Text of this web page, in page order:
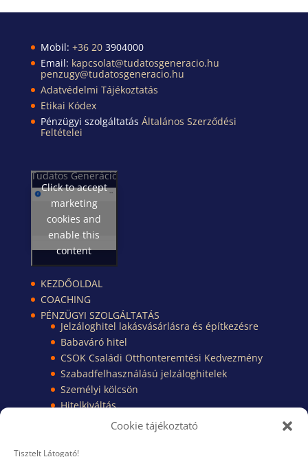
Cookie tájékoztató
Tisztelt Látogató!
Mobil: +36 20 3904000
Email: kapcsolat@tudatosgeneracio.hu
penzugy@tudatosgeneracio.hu
Adatvédelmi Tájékoztatás
Etikai Kódex
Pénzügyi szolgáltatás Általános Szerződési
Feltételei
Tudatos Generáció
Click to accept
marketing
cookies and
enable this
content
KEZDŐOLDAL
COACHING
PÉNZÜGYI SZOLGÁLTATÁS
Jelzáloghitel lakásvásárlásra és építkezésre
Babaváró hitel
CSOK Családi Otthonteremtési Kedvezmény
Szabadfelhasználású jelzáloghitelek
Személyi kölcsön
Hitelkiváltás
Pénzügyi Kisokos
Pénzügyi dokumentumok
TUDÁSBÁZIS